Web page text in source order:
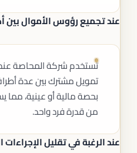
عند تجميع رؤوس الأموال
تُستخدم شركة المحاصة
تمويل مشترك بين عدة
بحصة مالية أو عينية، مما
من قدرة فرد واحد.
عند الرغبة في تقليل الإجراءات